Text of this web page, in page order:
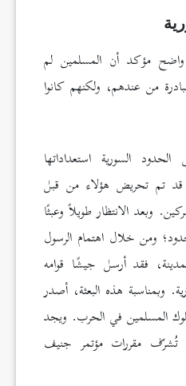
مؤكد أن المسلمين لم
من عندهم، ولكنهم كانوا
السورية استعداداتها
قد تم تحريض هؤلاء من قبل
وبعد الانتظار طويلاً وعبثًا
ومن خلال اهتمام الرسول
فقد أرسل جيشًا قوامه
وبمناسبة هذه البعثة، أصدر
المسلمين في الحرب. ويجد
تُشرّف مقررات مؤتمر جنيف